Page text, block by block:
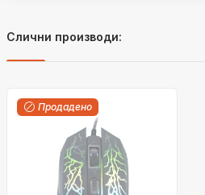
Слични производи:
Продадено